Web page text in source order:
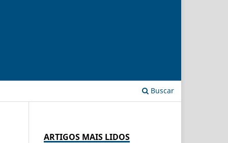
Buscar
ARTIGOS MAIS LIDOS